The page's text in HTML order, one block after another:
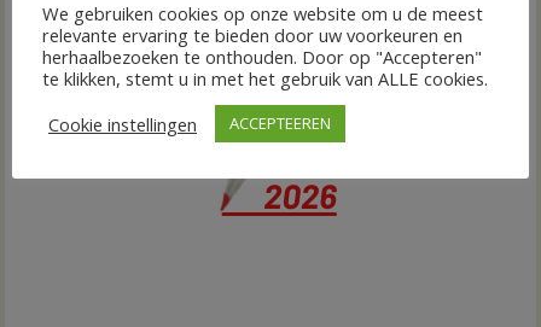
We gebruiken cookies op onze website om u de meest
relevante ervaring te bieden door uw voorkeuren en
herhaalbezoeken te onthouden. Door op "Accepteren"
te klikken, stemt u in met het gebruik van ALLE cookies.
Cookie instellingen
ACCEPTEEREN